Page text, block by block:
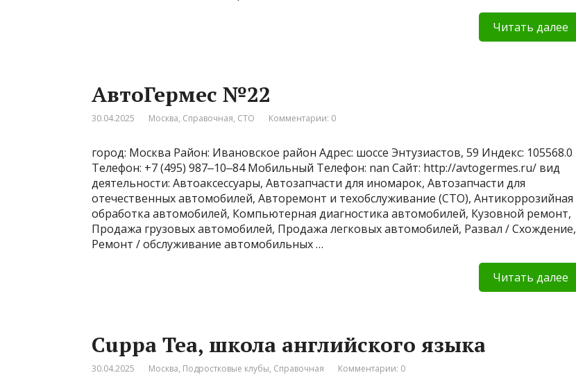
Читать далее
АвтоГермес №22
30.04.2025 Москва, Справочная, СТО Комментарии: 0
город: Москва Район: Ивановское район Адрес: шоссе Энтузиастов, 59 Индекс: 105568.0
Телефон: +7 (495) 987‒10‒84 Мобильный Телефон: nan Сайт: http://avtogermes.ru/ вид
деятельности: Автоаксессуары, Автозапчасти для иномарок, Автозапчасти для
отечественных автомобилей, Авторемонт и техобслуживание (СТО), Антикоррозийная
обработка автомобилей, Компьютерная диагностика автомобилей, Кузовной ремонт,
Продажа грузовых автомобилей, Продажа легковых автомобилей, Развал / Схождение,
Ремонт / обслуживание автомобильных …
Читать далее
Cuppa Tea, школа английского языка
30.04.2025 Москва, Подростковые клубы, Справочная Комментарии: 0